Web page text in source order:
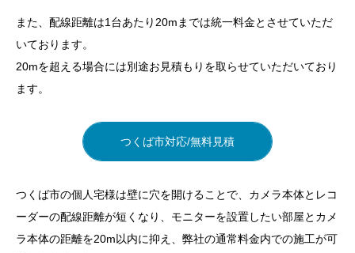
また、配線距離は1台あたり20mまでは統一料金とさせていただ
いております。
20mを超える場合には別途お見積もりを取らせていただいており
ます。
つくば市対応/無料見積
つくば市の個人宅様は壁に穴を開けることで、カメラ本体とレコ
ーダーの配線距離が短くなり、モニターを設置したい部屋とカメ
ラ本体の距離を20m以内に抑え、弊社の通常料金内での施工が可
当社の提案
一括買取の場合の料金
一括購入の場合のメリット